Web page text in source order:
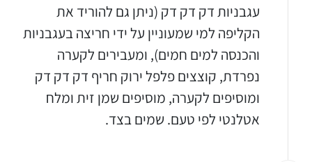
עגבניות דק דק דק (ניתן גם להוריד את
הקליפה למי שמעוניין על ידי חריצה בעגבניות
והכנסה למים חמים), ומעבירים לקערה
נפרדת, קוצצים פלפל ירוק חריף דק דק דק
ומוסיפים לקערה, מוסיפים שמן זית ומלח
אטלנטי לפי טעם. שמים בצד.